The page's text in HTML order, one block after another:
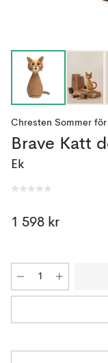
Chresten Sommer för
Brave Katt
Ek
1 598 kr